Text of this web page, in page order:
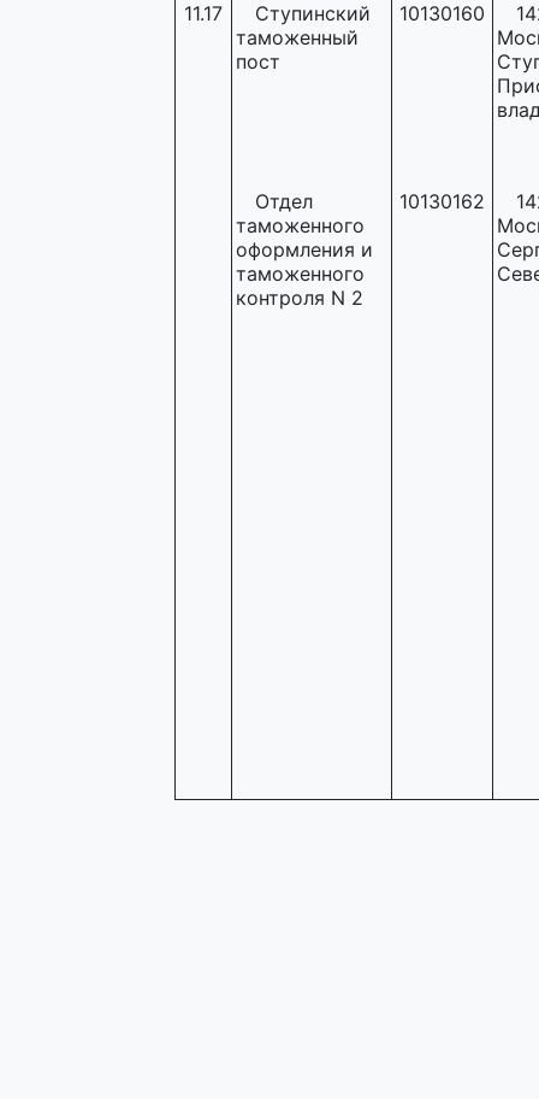
11.17
Ступинский
таможенный
пост
10130160
Отдел
таможенного
оформления и
таможенного
контроля N 2
10130162